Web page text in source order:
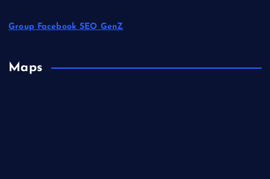
Group Facebook SEO GenZ
Maps